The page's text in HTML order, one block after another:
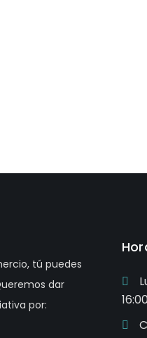
tú puedes
dar
por: